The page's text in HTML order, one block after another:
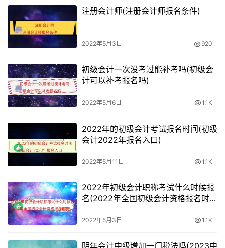
安徽：1月5日-1月24日
江西：1月5日-21日17时
陕西：1月5日-23日18:00
甘肃：1月5-24日
内蒙古：1月5日-23日
四川：1月10日-24日
云南：1月5日-24日
贵州：1月10日-24日
注册会计师(注册会计师报名条件)
2022年5月3日 920
初级会计一次没考过能补考吗(初级会
计可以补考报名吗)
2022年5月6日 1.1K
2022年的初级会计考试报名时间(初级
会计2022年报名入口)
2022年5月11日 1.1K
2022年初级会计职称考试什么时候报
名(2022年全国初级会计资格报名时
2022年5月3日 1.1K